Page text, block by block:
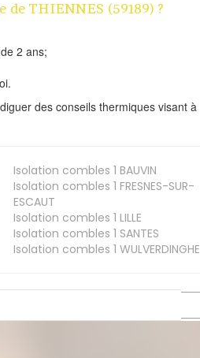
THIENNES (59189) ?
2 ans;
des conseils thermiques visant à
Isolation combles 1 BAUVIN
Isolation combles 1 FRESNES-SUR-
ESCAUT
Isolation combles 1 LILLE
Isolation combles 1 SANTES
Isolation combles 1 WULVERDINGHE